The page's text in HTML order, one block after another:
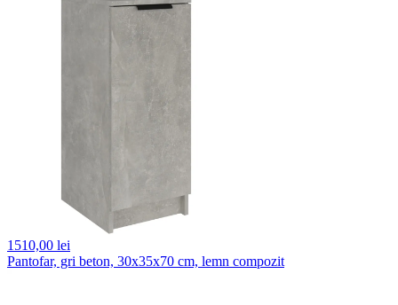
1510,00 lei
Pantofar, gri beton, 30x35x70 cm, lemn compozit